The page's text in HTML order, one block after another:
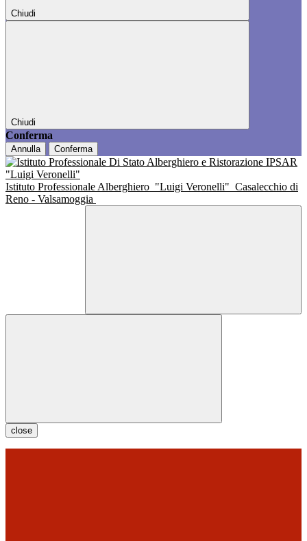
Chiudi
Chiudi
Conferma
Annulla Conferma
Istituto Professionale Alberghiero "Luigi Veronelli" Casalecchio di
Reno - Valsamoggia
close